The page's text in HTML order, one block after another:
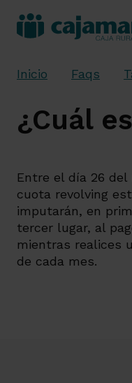
Inicio Faqs
¿Cuál
Entre el día 26
cuota revolving
imputarán, en
tercer lugar, al
mientras realices
de cada mes.